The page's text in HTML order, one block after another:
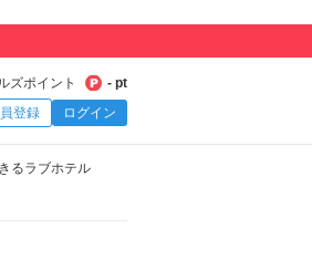
ズポイント
- pt
登録
ログイン
るラブホテル